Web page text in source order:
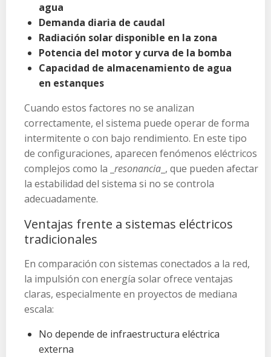
agua
Demanda diaria de caudal
Radiación solar disponible en la zona
Potencia del motor y curva de la bomba
Capacidad de almacenamiento de agua
en estanques
Cuando estos factores no se analizan
correctamente, el sistema puede operar de forma
intermitente o con bajo rendimiento. En este tipo
de configuraciones, aparecen fenómenos eléctricos
complejos como la resonancia , que pueden afectar
la estabilidad del sistema si no se controla
adecuadamente.
Ventajas frente a sistemas eléctricos
tradicionales
En comparación con sistemas conectados a la red,
la impulsión con energía solar ofrece ventajas
claras, especialmente en proyectos de mediana
escala:
No depende de infraestructura eléctrica
externa